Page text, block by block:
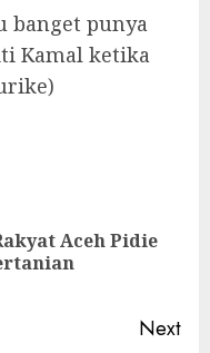
banget punya
Kamal ketika
Aceh Pidie
Next